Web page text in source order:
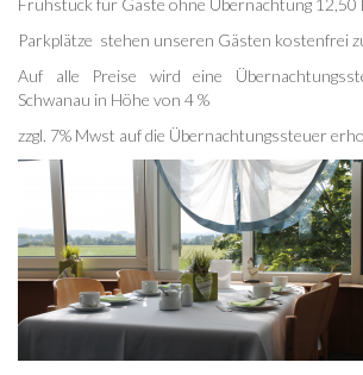
Frühstück für Gäste ohne Übernachtung 12,50
Parkplätze stehen unseren Gästen kostenfrei
Auf alle Preise wird eine
Schwanau in Höhe von 4 %
zzgl. 7% Mwst auf die Übernachtungssteuer